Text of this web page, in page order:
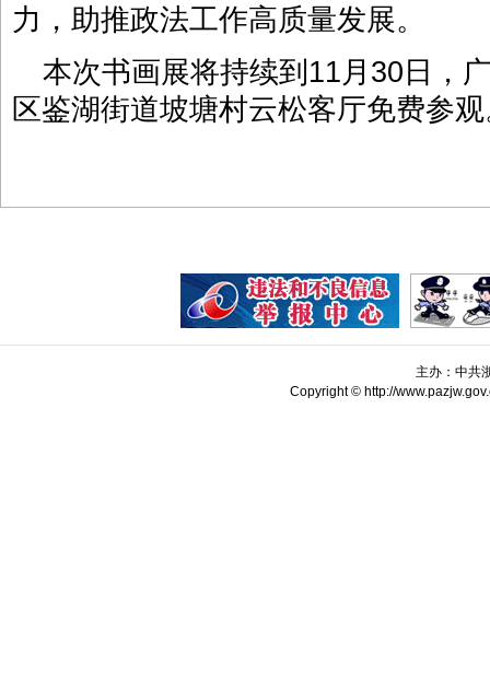
力，助推政法工作高质量发展。
本次书画展将持续到11月30日，
区鉴湖街道坡塘村云松客厅免费参
主办：中共
Copyright © http://